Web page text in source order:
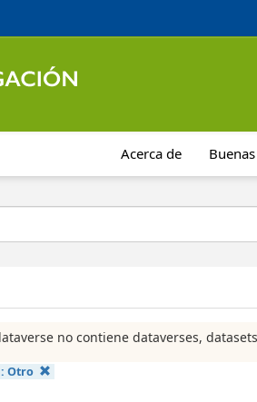
Acerca de
no contiene dataverses,
Otro